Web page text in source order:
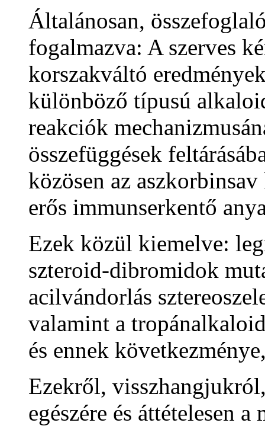
Általánosan,
fogalmazva: A szerves
korszakváltó
különböző típusú
reakciók
összefüggések
közösen az
erős immunserkentő
Ezek közül kiemelve:
szteroid-dibromidok
acilvándorlás
valamint a
és ennek
Ezekről,
egészére és áttételesen